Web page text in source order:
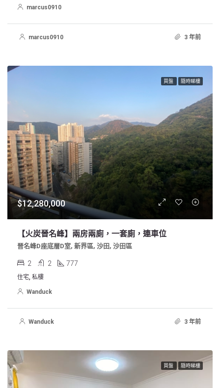
marcus0910
marcus0910 3 年前
買盤 隨時睇樓
$12,280,000
【火炭晉名峰】兩房兩廁，一套廁，連車位
晉名峰D座底層D室, 新界區, 沙田, 沙田區
2 2 777
住宅, 私樓
Wanduck
Wanduck 3 年前
買盤 隨時睇樓